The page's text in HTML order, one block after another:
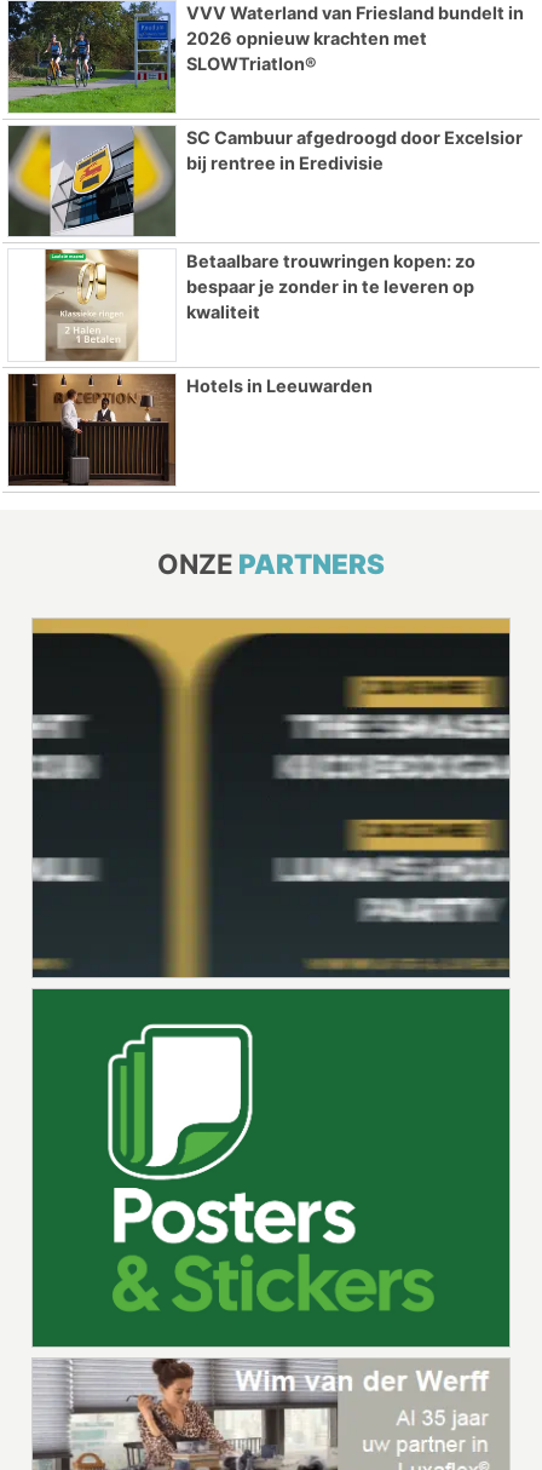
VVV Waterland van Friesland bundelt in
2026 opnieuw krachten met
SLOWTriatlon®
SC Cambuur afgedroogd door Excelsior
bij rentree in Eredivisie
Betaalbare trouwringen kopen: zo
bespaar je zonder in te leveren op
kwaliteit
Hotels in Leeuwarden
ONZE PARTNERS